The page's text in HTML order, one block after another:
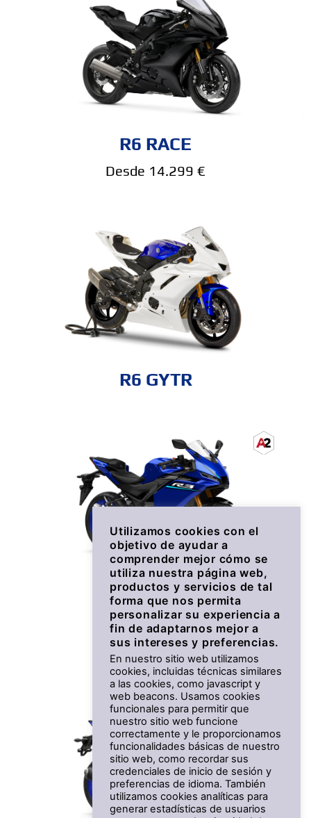
R6 RACE
Desde 14.299 €
R6 GYTR
R3
Desde 6.899 €
Utilizamos cookies con el
objetivo de ayudar a
comprender mejor cómo se
utiliza nuestra página web,
productos y servicios de tal
forma que nos permita
personalizar su experiencia a
fin de adaptarnos mejor a
sus intereses y preferencias.
En nuestro sitio web utilizamos
cookies, incluidas técnicas similares
a las cookies, como javascript y
web beacons. Usamos cookies
funcionales para permitir que
nuestro sitio web funcione
correctamente y le proporcionamos
funcionalidades básicas de nuestro
sitio web, como recordar sus
credenciales de inicio de sesión y
preferencias de idioma. También
utilizamos cookies analíticas para
generar estadísticas de usuarios